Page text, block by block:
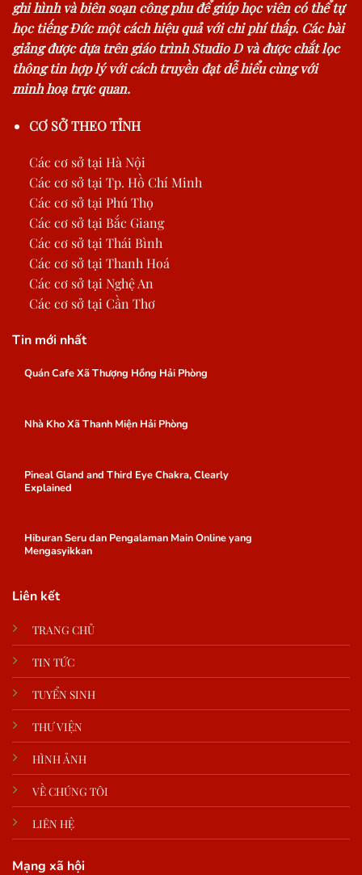
ghi hình và biên soạn công phu để giúp học viên có thể tự
học tiếng Đức một cách hiệu quả với chi phí thấp. Các bài
giảng được dựa trên giáo trình Studio D và được chắt lọc
thông tin hợp lý với cách truyền đạt dễ hiểu cùng với
minh hoạ trực quan.
CƠ SỞ THEO TỈNH
Các cơ sở tại Hà Nội
Các cơ sở tại Tp. Hồ Chí Minh
Các cơ sở tại Phú Thọ
Các cơ sở tại Bắc Giang
Các cơ sở tại Thái Bình
Các cơ sở tại Thanh Hoá
Các cơ sở tại Nghệ An
Các cơ sở tại Cần Thơ
Tin mới nhất
Quán Cafe Xã Thượng Hồng Hải Phòng
Nhà Kho Xã Thanh Miện Hải Phòng
Pineal Gland and Third Eye Chakra, Clearly
Explained
Hiburan Seru dan Pengalaman Main Online yang
Mengasyikkan
Liên kết
TRANG CHỦ
TIN TỨC
TUYỂN SINH
THƯ VIỆN
HÌNH ẢNH
VỀ CHÚNG TÔI
LIÊN HỆ
Mạng xã hội